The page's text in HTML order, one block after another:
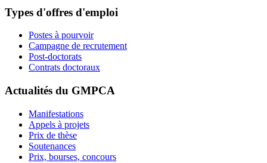
Types d'offres d'emploi
Postes à pourvoir
Campagne de recrutement
Post-doctorats
Contrats doctoraux
Actualités du GMPCA
Manifestations
Appels à projets
Prix de thèse
Soutenances
Prix, bourses, concours